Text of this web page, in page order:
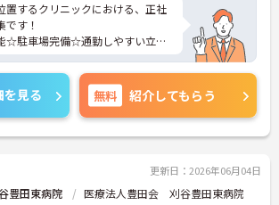
置するクリニックにおける、正社
です！
☆駐車場完備☆通勤しやすい立地
、面接対策ポイントなど、さらに
ますのでお気軽にご相談くださ
を見る 無料 紹介してもらう
更新日：2026年06月04日
豊田東病院 医療法人豊田会 刈谷豊田東病院